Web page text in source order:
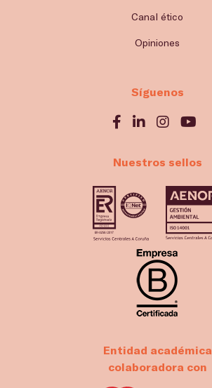
Canal ético
Opiniones
Síguenos
Nuestros sellos
Entidad académica
colaboradora con